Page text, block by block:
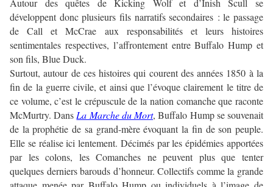
Autour des quêtes de Kicking Wolf et d’Inish Scull se
développent donc plusieurs fils narratifs secondaires : le passage
de Call et McCrae aux responsabilités et leurs histoires
sentimentales respectives, l’affrontement entre Buffalo Hump et
son fils, Blue Duck.
Surtout, autour de ces histoires qui courent des années 1850 à la
fin de la guerre civile, et ainsi que l’évoque clairement le titre de
ce volume, c’est le crépuscule de la nation comanche que raconte
McMurtry. Dans La Marche du Mort, Buffalo Hump se souvenait
de la prophétie de sa grand-mère évoquant la fin de son peuple.
Elle se réalise ici lentement. Décimés par les épidémies apportées
par les colons, les Comanches ne peuvent plus que tenter
quelques derniers barouds d’honneur. Collectifs comme la grande